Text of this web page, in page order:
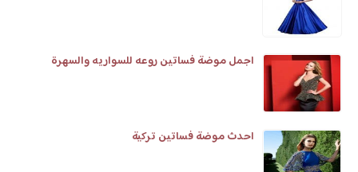
اجمل موضة فساتين روعه للسواريه والسهرة
احدث موضة فساتين تركية